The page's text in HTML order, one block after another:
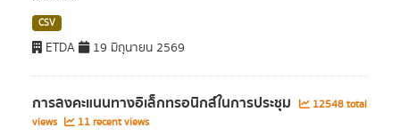
CSV
ETDA 19 มิถุนายน 2569
การลงคะแนนทางอิเล็กทรอนิกส์ในการประชุม
12548 total
views
11 recent views